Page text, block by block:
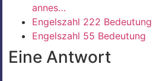
annes…
Engelszahl 222 Bedeutung
Engelszahl 55 Bedeutung
Eine Antwort